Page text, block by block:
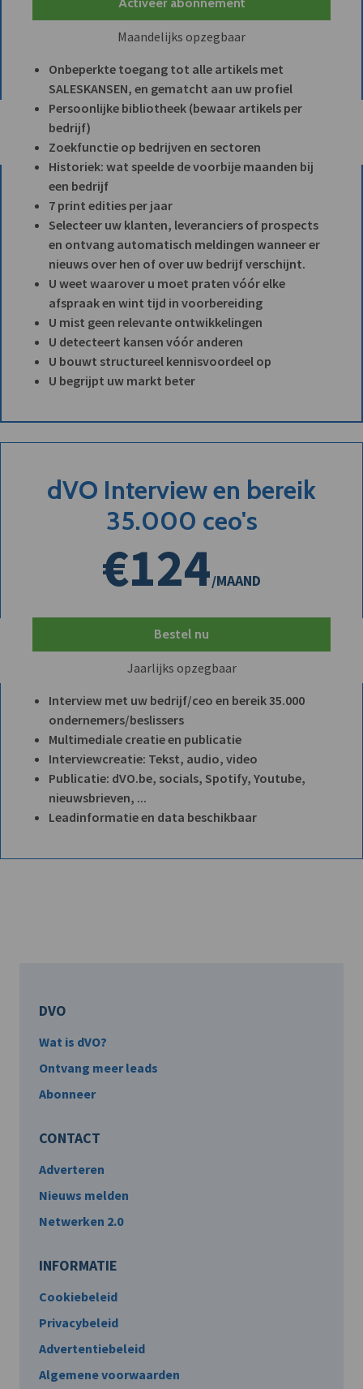
Maandelijks opzegbaar
Onbeperkte toegang tot alle artikels met
SALESKANSEN, en gematcht aan uw profiel
Persoonlijke bibliotheek (bewaar artikels per
bedrijf)
Zoekfunctie op bedrijven en sectoren
Historiek: wat speelde de voorbije maanden bij
een bedrijf
7 print edities per jaar
Selecteer uw klanten, leveranciers of prospects
en ontvang automatisch meldingen wanneer er
nieuws over hen of over uw bedrijf verschijnt.
U weet waarover u moet praten vóór elke
afspraak en wint tijd in voorbereiding
U mist geen relevante ontwikkelingen
U detecteert kansen vóór anderen
U bouwt structureel kennisvoordeel op
U begrijpt uw markt beter
dVO Interview en bereik
35.000 ceo's
€124/MAAND
Bestel nu
Jaarlijks opzegbaar
Interview met uw bedrijf/ceo en bereik 35.000
ondernemers/beslissers
Multimediale creatie en publicatie
Interviewcreatie: Tekst, audio, video
Publicatie: dVO.be, socials, Spotify, Youtube,
nieuwsbrieven, ...
Leadinformatie en data beschikbaar
DVO
Wat is dVO?
Ontvang meer leads
Abonneer
CONTACT
Adverteren
Nieuws melden
Netwerken 2.0
INFORMATIE
Cookiebeleid
Privacybeleid
Advertentiebeleid
Algemene voorwaarden